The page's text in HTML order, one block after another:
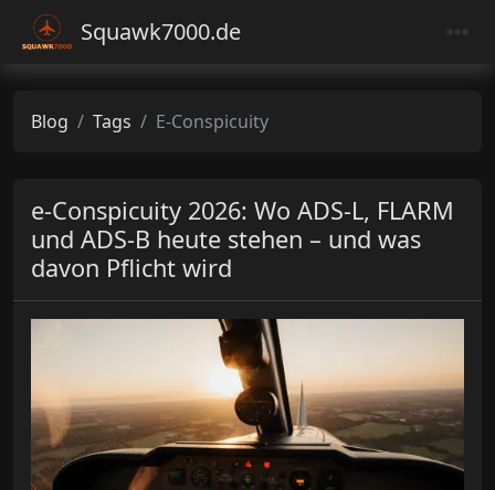
Squawk7000.de
Blog Tags E-Conspicuity
e-Conspicuity 2026: Wo ADS-L, FLARM
und ADS-B heute stehen – und was
davon Pflicht wird